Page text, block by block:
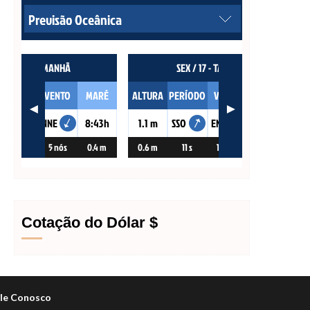
Cotação do Dólar $
Conosco